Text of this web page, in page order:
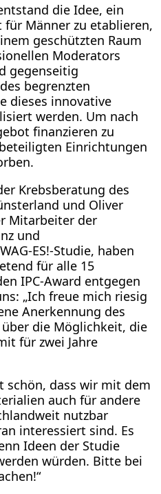
die Idee, ein
Männer zu etablieren,
geschützten Raum
Moderators
gegenseitig
begrenzten
dieses innovative
werden. Um nach
finanzieren zu
Einrichtungen
Krebsberatung des
und Oliver
Mitarbeiter der
und
ES!-Studie, haben
für alle 15
IPC-Award entgegen
„Ich freue mich riesig
Anerkennung des
die Möglichkeit, die
für zwei Jahre
schön, dass wir mit dem
auch für andere
nutzbar
interessiert sind. Es
Ideen der Studie
würden. Bitte bei